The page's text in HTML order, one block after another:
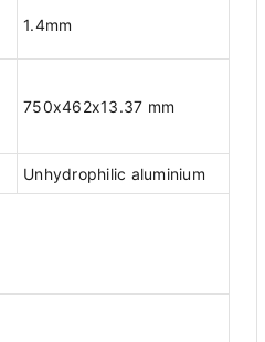
1.4mm
750x462x13.37 mm
Unhydrophilic aluminium